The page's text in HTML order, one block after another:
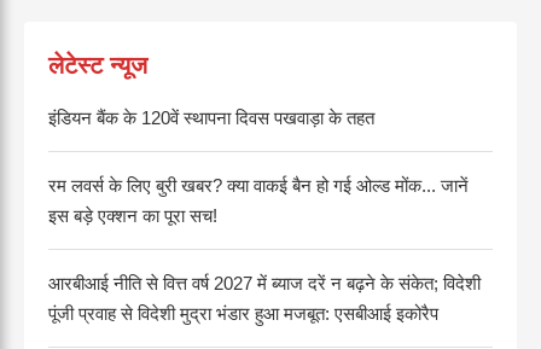
लेटेस्ट न्यूज
इंडियन बैंक के 120वें स्थापना दिवस पखवाड़ा के तहत
रम लवर्स के लिए बुरी खबर? क्या वाकई बैन हो गई ओल्ड मोंक... जानें
इस बड़े एक्शन का पूरा सच!
आरबीआई नीति से वित्त वर्ष 2027 में ब्याज दरें न बढ़ने के संकेत; विदेशी
पूंजी प्रवाह से विदेशी मुद्रा भंडार हुआ मजबूत: एसबीआई इकोरैप